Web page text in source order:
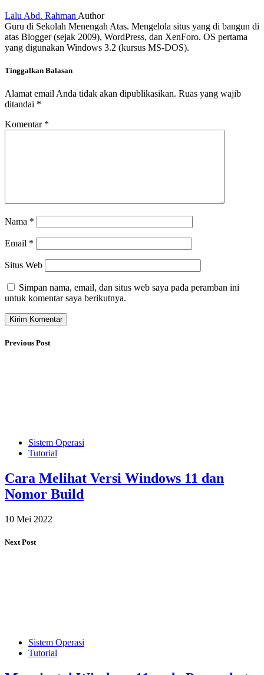
Lalu Abd. Rahman Author
Guru di Sekolah Menengah Atas. Mengelola situs yang di bangun di
atas Blogger (sejak 2009), WordPress, dan XenForo. OS pertama
yang digunakan Windows 3.2 (kursus MS-DOS).
Tinggalkan Balasan
Alamat email Anda tidak akan dipublikasikan. Ruas yang wajib
ditandai *
Komentar *
Nama *
Email *
Situs Web
Simpan nama, email, dan situs web saya pada peramban ini
untuk komentar saya berikutnya.
Previous Post
Sistem Operasi
Tutorial
Cara Melihat Versi Windows 11 dan
Nomor Build
10 Mei 2022
Next Post
Sistem Operasi
Tutorial